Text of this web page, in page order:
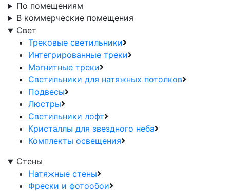
По помещениям
В коммерческие помещения
Свет
Трековые светильники
Интегрированные треки
Магнитные треки
Светильники для натяжных потолков
Подвесы
Люстры
Светильники лофт
Кристаллы для звездного неба
Комплекты освещения
Стены
Натяжные стены
Фрески и фотообои